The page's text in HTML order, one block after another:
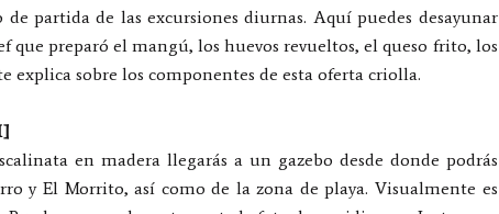
partida de las excursiones diurnas. Aquí puedes desayunar
que preparó el mangú, los huevos revueltos, el queso frito, los
explica sobre los componentes de esta oferta criolla.
en madera llegarás a un gazebo desde donde podrás
y El Morrito, así como de la zona de playa. Visualmente es